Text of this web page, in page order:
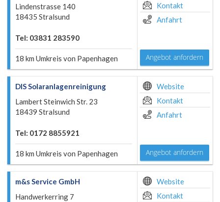
Lindenstrasse 140
18435 Stralsund
Tel: 03831 283590
18 km Umkreis von Papenhagen
Kontakt
Anfahrt
Angebot anfordern
DIS Solaranlagenreinigung
Lambert Steinwich Str. 23
18439 Stralsund
Tel: 0172 8855921
18 km Umkreis von Papenhagen
Website
Kontakt
Anfahrt
Angebot anfordern
m&s Service GmbH
Handwerkerring 7
Website
Kontakt